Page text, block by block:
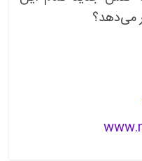
می‌دهد؟